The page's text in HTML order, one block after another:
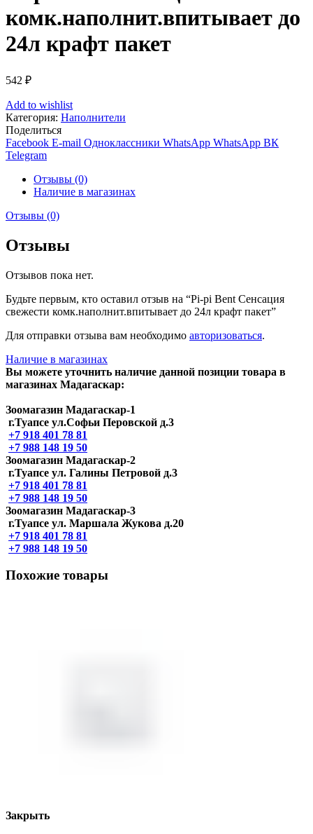
комк.наполнит.впитывает до
24л крафт пакет
542 ₽
Add to wishlist
Категория: Наполнители
Поделиться
Facebook E-mail Одноклассники WhatsApp WhatsApp ВК
Telegram
Отзывы (0)
Наличие в магазинах
Отзывы (0)
Отзывы
Отзывов пока нет.
Будьте первым, кто оставил отзыв на “Pi-pi Bent Сенсация
свежести комк.наполнит.впитывает до 24л крафт пакет”
Для отправки отзыва вам необходимо авторизоваться.
Наличие в магазинах
Вы можете уточнить наличие данной позиции товара в
магазинах Мадагаскар:
Зоомагазин Мадагаскар-1
г.Туапсе ул.Софьи Перовской д.3
+7 918 401 78 81
+7 988 148 19 50
Зоомагазин Мадагаскар-2
г.Туапсе ул. Галины Петровой д.3
+7 918 401 78 81
+7 988 148 19 50
Зоомагазин Мадагаскар-3
г.Туапсе ул. Маршала Жукова д.20
+7 918 401 78 81
+7 988 148 19 50
Похожие товары
Закрыть